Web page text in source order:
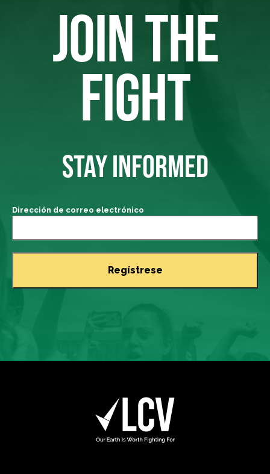
JOIN THE
FIGHT
STAY INFORMED
Dirección de correo electrónico